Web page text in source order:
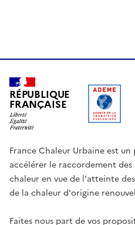
RÉPUBLIQUE
FRANÇAISE
France Chaleur Urbaine est
accélérer le raccordement des
chaleur en vue de l'atteinte
de la chaleur d'origine
Faites nous part de vos